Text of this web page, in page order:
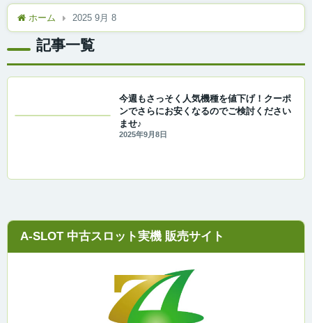
ホーム 2025 9月 8
記事一覧
今週もさっそく人気機種を値下げ！クーポ
ンでさらにお安くなるのでご検討ください
ませ♪
2025年9月8日
A-SLOT 中古スロット実機 販売サイト